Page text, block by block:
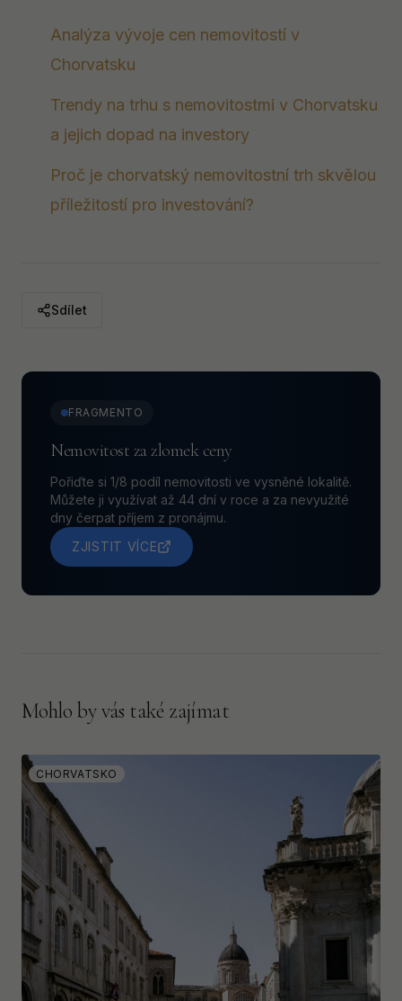
Analýza vývoje cen nemovitostí v
Chorvatsku
Trendy na trhu s nemovitostmi v Chorvatsku
a jejich dopad na investory
Proč je chorvatský nemovitostní trh skvělou
příležitostí pro investování?
Sdílet
FRAGMENTO
Nemovitost za zlomek ceny
Pořiďte si 1/8 podíl nemovitosti ve vysněné lokalitě.
Můžete ji využívat až 44 dní v roce a za nevyužité
dny čerpat příjem z pronájmu.
ZJISTIT VÍCE
Mohlo by vás také zajímat
CHORVATSKO